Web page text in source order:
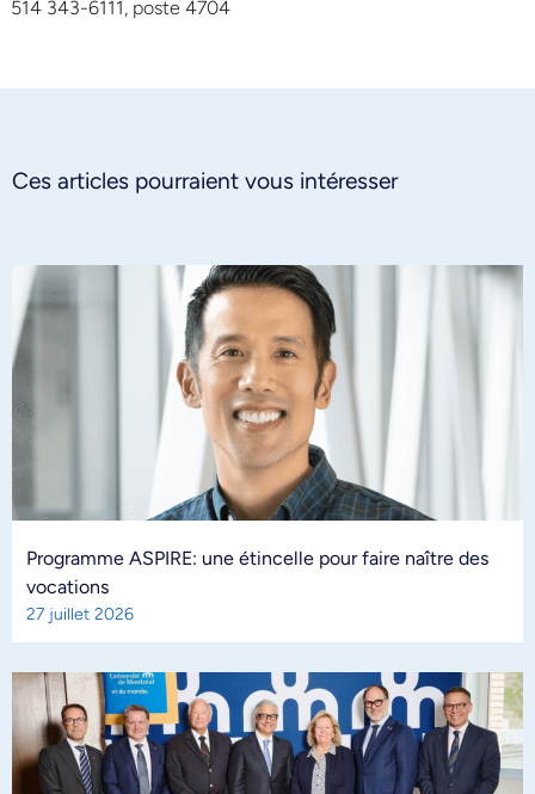
514 343-6111, poste 4704
Ces articles pourraient vous intéresser
Programme ASPIRE: une étincelle pour faire naître des
vocations
27 juillet 2026